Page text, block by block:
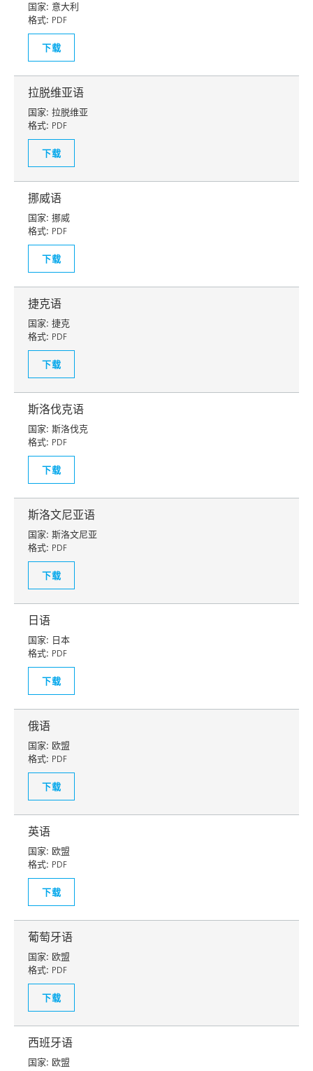
国家: 意大利
格式: PDF
下载
拉脱维亚语
国家: 拉脱维亚
格式: PDF
下载
挪威语
国家: 挪威
格式: PDF
下载
捷克语
国家: 捷克
格式: PDF
下载
斯洛伐克语
国家: 斯洛伐克
格式: PDF
下载
斯洛文尼亚语
国家: 斯洛文尼亚
格式: PDF
下载
日语
国家: 日本
格式: PDF
下载
俄语
国家: 欧盟
格式: PDF
下载
英语
国家: 欧盟
格式: PDF
下载
葡萄牙语
国家: 欧盟
格式: PDF
下载
西班牙语
国家: 欧盟